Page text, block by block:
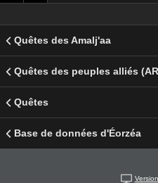
Quêtes des Amalj'aa
Quêtes des peuples alliés
Quêtes
Base de données d'Éorzéa